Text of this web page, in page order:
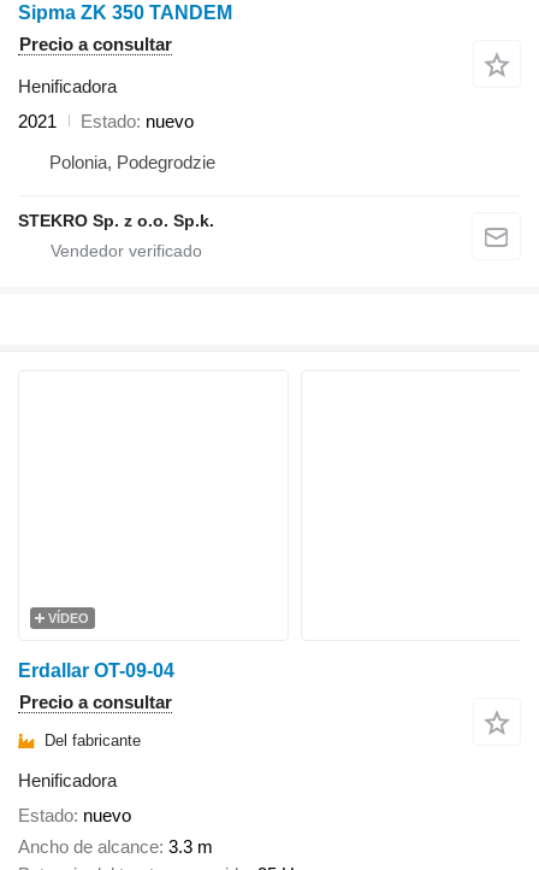
Sipma ZK 350 TANDEM
Precio a consultar
Henificadora
2021
Estado nuevo
Polonia, Podegrodzie
STEKRO Sp. z o.o. Sp.k.
VÍDEO
Erdallar OT-09-04
Precio a consultar
Del fabricante
Henificadora
Estado nuevo
Ancho de alcance 3.3 m